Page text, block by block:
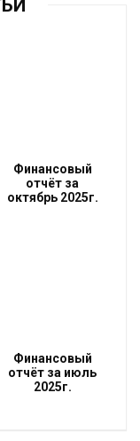
Финансовый
отчёт за
октябрь 2025г.
Финансовый
отчёт за июль
2025г.